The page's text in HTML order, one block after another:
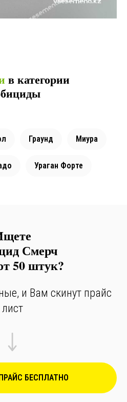
в категории
Граунд Миура
Ураган Форте
Смерч
50 штук?
и Вам скинут прайс
лист
БЕСПЛАТНО